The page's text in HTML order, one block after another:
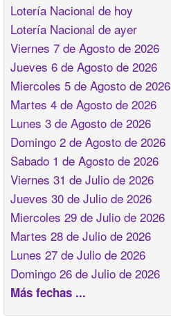
Lotería Nacional de hoy
Lotería Nacional de ayer
Viernes 7 de Agosto de 2026
Jueves 6 de Agosto de 2026
Miercoles 5 de Agosto de 2026
Martes 4 de Agosto de 2026
Lunes 3 de Agosto de 2026
Domingo 2 de Agosto de 2026
Sabado 1 de Agosto de 2026
Viernes 31 de Julio de 2026
Jueves 30 de Julio de 2026
Miercoles 29 de Julio de 2026
Martes 28 de Julio de 2026
Lunes 27 de Julio de 2026
Domingo 26 de Julio de 2026
Más fechas ...